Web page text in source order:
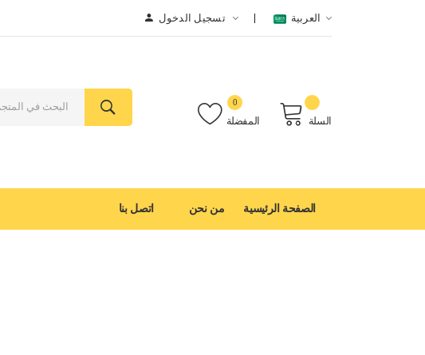
تسجيل الدخول العربية
المفضلة
0
السلة
الصفحة الرئيسية من نحن اتصل بنا